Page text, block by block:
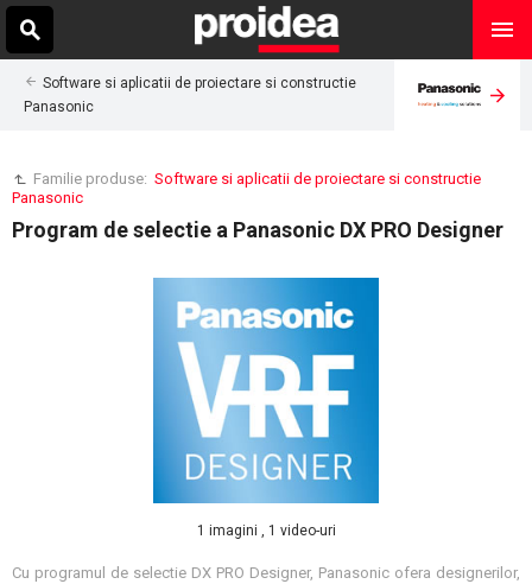
Software si aplicatii de proiectare si constructie
Panasonic
Familie produse: Software si aplicatii de proiectare si constructie
Panasonic
Program de selectie a Panasonic DX PRO Designer
1 imagini , 1 video-uri
Cu programul de selectie DX PRO Designer, Panasonic ofera designerilor,